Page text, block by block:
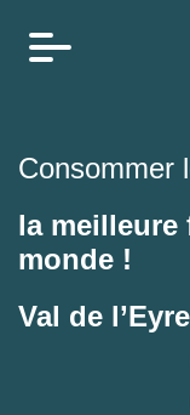
Consommer
la meilleure
monde !
Val de